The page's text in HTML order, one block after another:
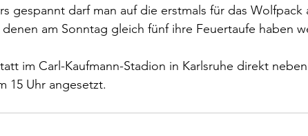
gespannt darf man auf die erstmals für das Wolfpack
am Sonntag gleich fünf ihre Feuertaufe haben
im Carl-Kaufmann-Stadion in Karlsruhe direkt
15 Uhr angesetzt.